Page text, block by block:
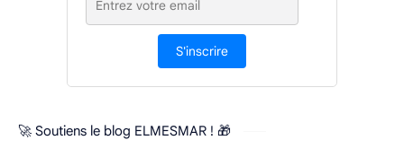
S'inscrire
🚀 Soutiens le blog ELMESMAR ! 🎁